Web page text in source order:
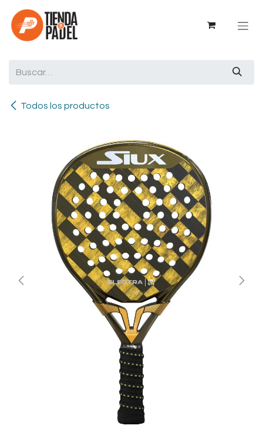
Ir al contenido
Todos los productos